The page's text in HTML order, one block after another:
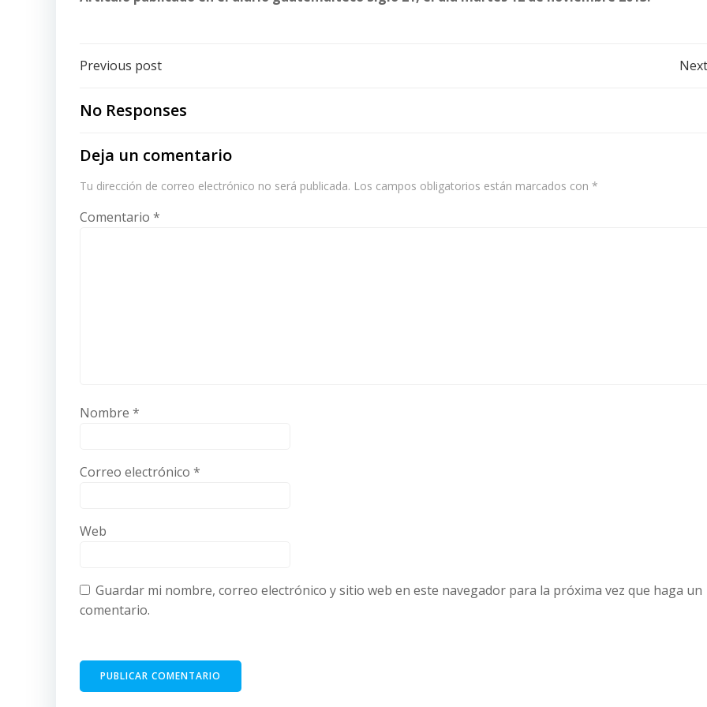
Post
navigation
Previous post
No Responses
Deja un comentario
Tu dirección de correo electrónico no será publicada. Los campos obligatorios están marcados con *
Comentario *
Nombre *
Correo electrónico *
Web
Guardar mi nombre, correo electrónico y sitio web en este navegador para la próxima vez que haga un
comentario.